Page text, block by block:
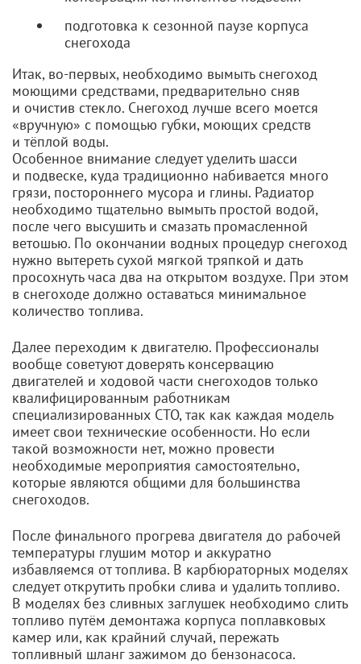
подготовка к сезонной паузе корпуса
снегохода
Итак, во-первых, необходимо вымыть снегоход
моющими средствами, предварительно сняв
и очистив стекло. Снегоход лучше всего моется
«вручную» с помощью губки, моющих средств
и тёплой воды.
Особенное внимание следует уделить шасси
и подвеске, куда традиционно набивается много
грязи, постороннего мусора и глины. Радиатор
необходимо тщательно вымыть простой водой,
после чего высушить и смазать промасленной
ветошью. По окончании водных процедур снегоход
нужно вытереть сухой мягкой тряпкой и дать
просохнуть часа два на открытом воздухе. При этом
в снегоходе должно оставаться минимальное
количество топлива.
Далее переходим к двигателю. Профессионалы
вообще советуют доверять консервацию
двигателей и ходовой части снегоходов только
квалифицированным работникам
специализированных СТО, так как каждая модель
имеет свои технические особенности. Но если
такой возможности нет, можно провести
необходимые мероприятия самостоятельно,
которые являются общими для большинства
снегоходов.
После финального прогрева двигателя до рабочей
температуры глушим мотор и аккуратно
избавляемся от топлива. В карбюраторных моделях
следует открутить пробки слива и удалить топливо.
В моделях без сливных заглушек необходимо слить
топливо путём демонтажа корпуса поплавковых
камер или, как крайний случай, пережать
топливный шланг зажимом до бензонасоса.